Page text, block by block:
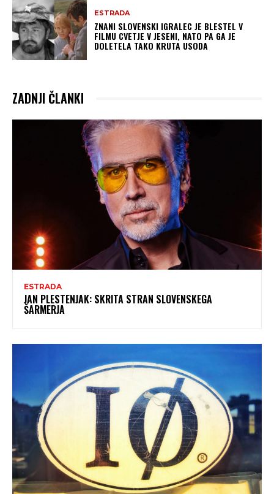
ESTRADA
ZNANI SLOVENSKI IGRALEC JE BLESTEL V
FILMU CVETJE V JESENI, NATO PA GA JE
DOLETELA TAKO KRUTA USODA
ZADNJI ČLANKI
ESTRADA
JAN PLESTENJAK: SKRITA STRAN SLOVENSKEGA
ŠARMERJA